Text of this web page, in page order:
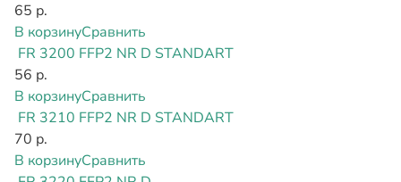
65 р.
В корзинуСравнить
FR 3200 FFP2 NR D STANDART
56 р.
В корзинуСравнить
FR 3210 FFP2 NR D STANDART
70 р.
В корзинуСравнить